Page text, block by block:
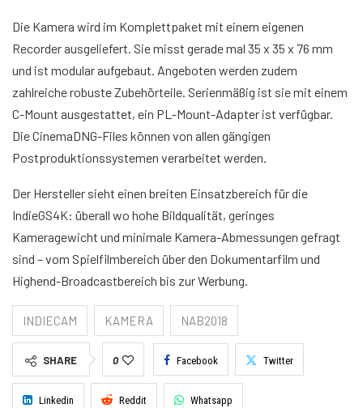
Die Kamera wird im Komplettpaket mit einem eigenen
Recorder ausgeliefert. Sie misst gerade mal 35 x 35 x 76 mm
und ist modular aufgebaut. Angeboten werden zudem
zahlreiche robuste Zubehörteile. Serienmäßig ist sie mit einem
C-Mount ausgestattet, ein PL-Mount-Adapter ist verfügbar.
Die CinemaDNG-Files können von allen gängigen
Postproduktionssystemen verarbeitet werden.
Der Hersteller sieht einen breiten Einsatzbereich für die
IndieGS4K: überall wo hohe Bildqualität, geringes
Kameragewicht und minimale Kamera-Abmessungen gefragt
sind – vom Spielfilmbereich über den Dokumentarfilm und
Highend-Broadcastbereich bis zur Werbung.
INDIECAM KAMERA NAB2018
SHARE 0 Facebook Twitter
Linkedin Reddit Whatsapp